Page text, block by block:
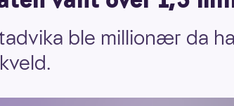
ble millionær da